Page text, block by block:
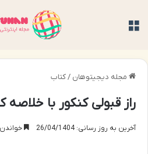
مجله دیجیتوهان /کتاب
راز قبولی کنکور با
آخرین به روز رسانی: 26/04/1404 خواندن این